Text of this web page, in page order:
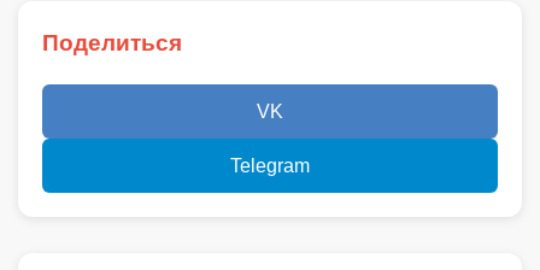
Поделиться
VK
Telegram